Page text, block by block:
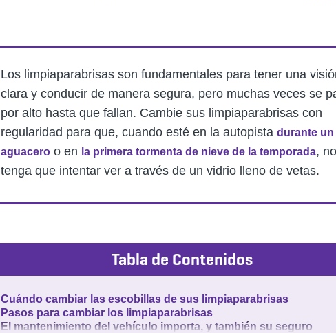
Los limpiaparabrisas son fundamentales para tener una
clara y conducir de manera segura, pero muchas veces se
por alto hasta que fallan. Cambie sus limpiaparabrisas con
regularidad para que, cuando esté en la autopista durante un
aguacero o en la primera tormenta de nieve de la temporada, no
tenga que intentar ver a través de un vidrio lleno de vetas.
Tabla de Contenidos
Cuándo cambiar las escobillas de sus limpiaparabrisas
Pasos para cambiar los limpiaparabrisas
El mantenimiento del vehículo importa, y también su seguro